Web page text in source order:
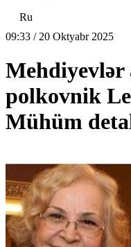
Ru
09:33 / 20 Oktyabr 2025
Mehdiyevlər
polkovnik
Mühüm